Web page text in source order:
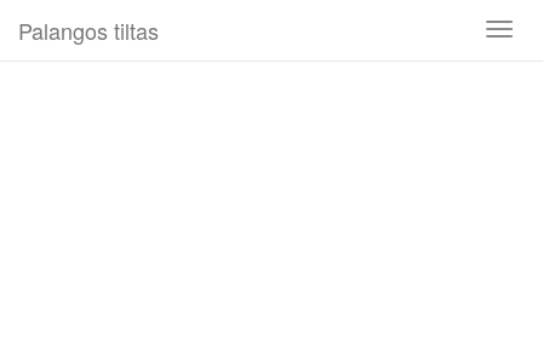
Toggle
Palangos tiltas